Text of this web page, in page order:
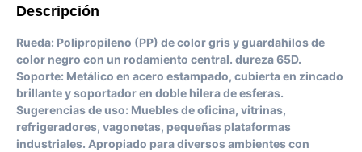
Descripción
Rueda: Polipropileno (PP) de color gris y guardahilos de
color negro con un rodamiento central. dureza 65D.
Soporte: Metálico en acero estampado, cubierta en zincado
brillante y soportador en doble hilera de esferas.
Sugerencias de uso: Muebles de oficina, vitrinas,
refrigeradores, vagonetas, pequeñas plataformas
industriales. Apropiado para diversos ambientes con